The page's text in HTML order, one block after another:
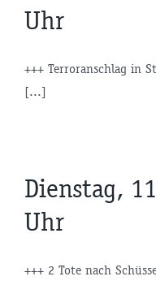
Uhr
+++ Terroranschlag in
[...]
Dienstag,
Uhr
+++ 2 Tote nach